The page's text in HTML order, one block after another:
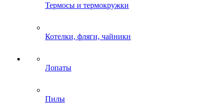
Термосы и термокружки
Котелки, фляги, чайники
Лопаты
Пилы